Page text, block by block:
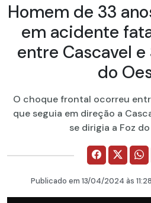
Homem de 33
em acidente
entre Cascavel e
do
O choque frontal ocorreu
que seguia em direção a
se dirigia a Foz do
Publicado em 13/04/2024 às